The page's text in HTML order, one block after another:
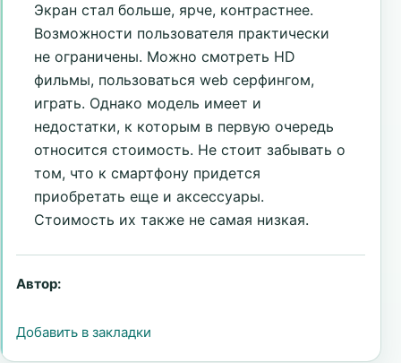
Экран стал больше, ярче, контрастнее.
Возможности пользователя практически
не ограничены. Можно смотреть HD
фильмы, пользоваться web серфингом,
играть. Однако модель имеет и
недостатки, к которым в первую очередь
относится стоимость. Не стоит забывать о
том, что к смартфону придется
приобретать еще и аксессуары.
Стоимость их также не самая низкая.
Автор:
Добавить в закладки